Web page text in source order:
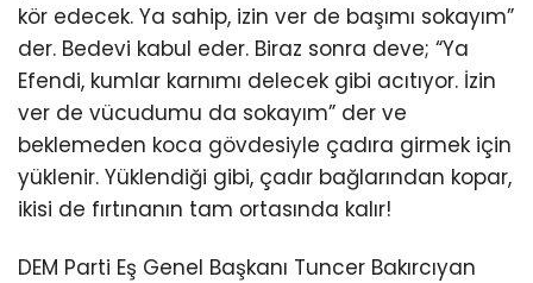
kör edecek. Ya sahip, izin ver de başımı sokayım”
der. Bedevi kabul eder. Biraz sonra deve; “Ya
Efendi, kumlar karnımı delecek gibi acıtıyor. İzin
ver de vücudumu da sokayım” der ve
beklemeden koca gövdesiyle çadıra girmek için
yüklenir. Yüklendiği gibi, çadır bağlarından kopar,
ikisi de fırtınanın tam ortasında kalır!
DEM Parti Eş Genel Başkanı Tuncer Bakırcıyan